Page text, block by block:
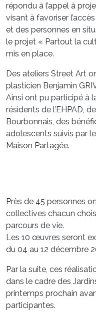
répondu à l’appel à
visant à favoriser
et des personnes en
le projet « Partout la
mis en place.
Des ateliers Street Art
plasticien Benjamin
Ainsi ont pu participé à
résidents de l’EHPAD,
Bourbonnais, des
adolescents suivis par
Maison Partagée.
Près de 45 personnes
collectives chacun
parcours de vie.
Les 10 œuvres seront
du 04 au 12 décembre
Par la suite, ces
dans le cadre des
printemps prochain
participantes.